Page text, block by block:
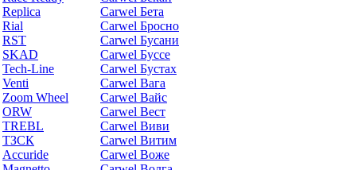
Replica
Rial
RST
SKAD
Tech-Line
Venti
Zoom Wheel
ORW
TREBL
ТЗСК
Accuride
Carwel Бета
Carwel Бросно
Carwel Бусани
Carwel Буссе
Carwel Бустах
Carwel Вага
Carwel Вайс
Carwel Вест
Carwel Виви
Carwel Витим
Carwel Воже